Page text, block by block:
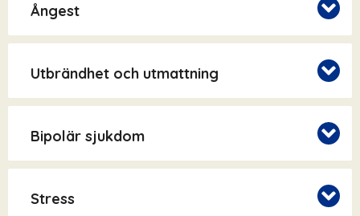
Ångest
Utbrändhet och utmattning
Bipolär sjukdom
Stress